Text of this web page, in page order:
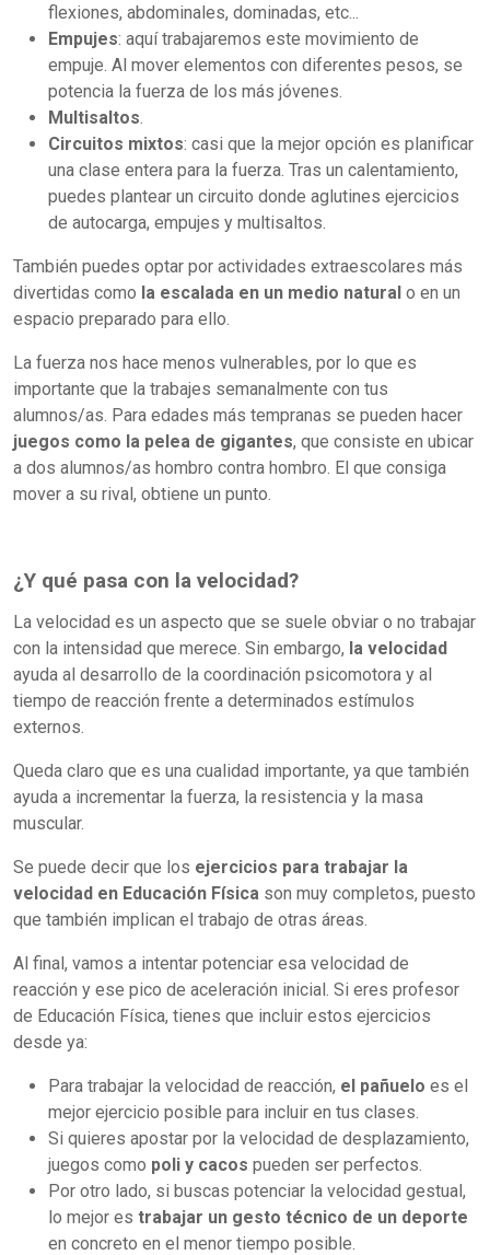
flexiones, abdominales, dominadas, etc...
Empujes: aquí trabajaremos este movimiento de
empuje. Al mover elementos con diferentes pesos, se
potencia la fuerza de los más jóvenes.
Multisaltos
Circuitos mixtos: casi que la mejor opción es planificar
una clase entera para la fuerza. Tras un calentamiento,
puedes plantear un circuito donde aglutines ejercicios
de autocarga, empujes y multisaltos.
También puedes optar por actividades extraescolares más
divertidas como la escalada en un medio natural o en un
espacio preparado para ello.
La fuerza nos hace menos vulnerables, por lo que es
importante que la trabajes semanalmente con tus
alumnos/as. Para edades más tempranas se pueden hacer
juegos como la pelea de gigantes, que consiste en ubicar
a dos alumnos/as hombro contra hombro. El que consiga
mover a su rival, obtiene un punto.
¿Y qué pasa con la velocidad?
La velocidad es un aspecto que se suele obviar o no trabajar
con la intensidad que merece. Sin embargo, la velocidad
ayuda al desarrollo de la coordinación psicomotora y al
tiempo de reacción frente a determinados estímulos
externos.
Queda claro que es una cualidad importante, ya que también
ayuda a incrementar la fuerza, la resistencia y la masa
muscular.
Se puede decir que los ejercicios para trabajar la
velocidad en Educación Física son muy completos, puesto
que también implican el trabajo de otras áreas.
Al final, vamos a intentar potenciar esa velocidad de
reacción y ese pico de aceleración inicial. Si eres profesor
de Educación Física, tienes que incluir estos ejercicios
desde ya:
Para trabajar la velocidad de reacción, el pañuelo es el
mejor ejercicio posible para incluir en tus clases.
Si quieres apostar por la velocidad de desplazamiento,
juegos como poli y cacos pueden ser perfectos.
Por otro lado, si buscas potenciar la velocidad gestual,
lo mejor es trabajar un gesto técnico de un deporte
en concreto en el menor tiempo posible.